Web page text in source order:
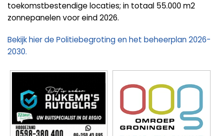
toekomstbestendige locaties; in totaal 55.000 m2
zonnepanelen voor eind 2026.
Bekijk hier de Politiebegroting en het beheerplan 2026-
2030.